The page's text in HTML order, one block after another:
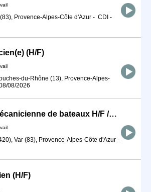
Provence-Alpes-Côte d'Azur - CDI -
(H/F)
du-Rhône (13), Provence-Alpes-
08/2026
Mécanicien / Mécanicienne de bateaux H/F /NON LOGE
Var (83), Provence-Alpes-Côte d'Azur -
(H/F)